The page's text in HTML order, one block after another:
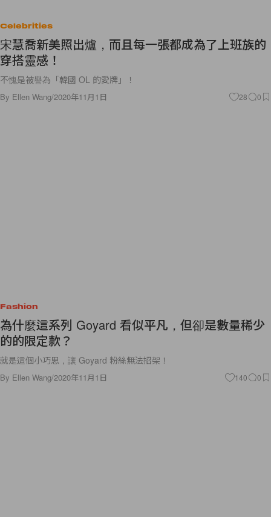
Celebrities
宋慧喬新美照出爐，而且每一張都成為了上班族的
穿搭靈感！
不愧是被譽為「韓國 OL 的愛牌」！
By Ellen Wang/2020年11月1日 28 0
Fashion
為什麼這系列 Goyard 看似平凡，但卻是數量稀少
的的限定款？
就是這個小巧思，讓 Goyard 粉絲無法招架！
By Ellen Wang/2020年11月1日 140 0